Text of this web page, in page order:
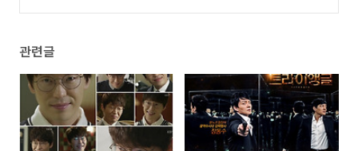
관련글